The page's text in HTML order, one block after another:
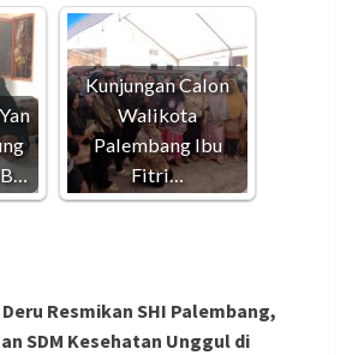
Kunjungan Calon
Walikota
Palembang Ibu
Fitri…
Resmikan SHI Palembang,
SDM Kesehatan Unggul di